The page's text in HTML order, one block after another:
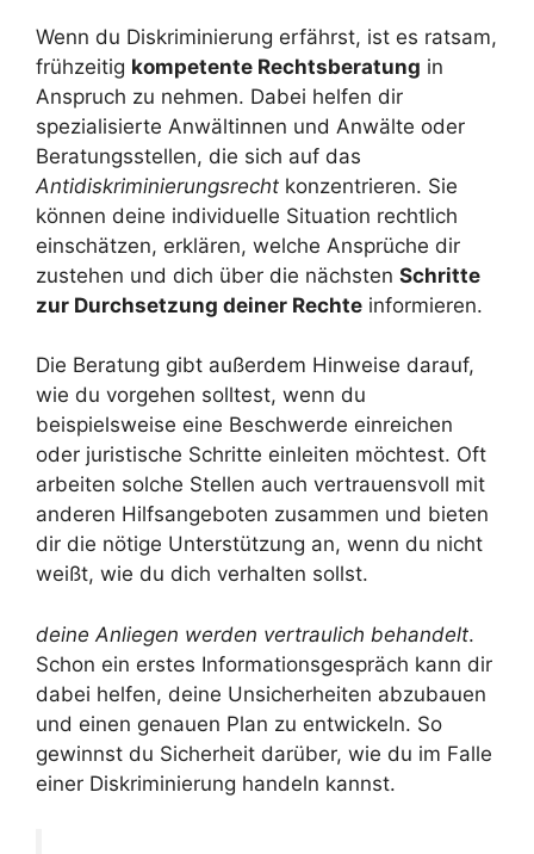
Wenn du Diskriminierung erfährst, ist es ratsam,
frühzeitig kompetente Rechtsberatung in
Anspruch zu nehmen. Dabei helfen dir
spezialisierte Anwältinnen und Anwälte oder
Beratungsstellen, die sich auf das
Antidiskriminierungsrecht konzentrieren. Sie
können deine individuelle Situation rechtlich
einschätzen, erklären, welche Ansprüche dir
zustehen und dich über die nächsten Schritte
zur Durchsetzung deiner Rechte informieren.
Die Beratung gibt außerdem Hinweise darauf,
wie du vorgehen solltest, wenn du
beispielsweise eine Beschwerde einreichen
oder juristische Schritte einleiten möchtest. Oft
arbeiten solche Stellen auch vertrauensvoll mit
anderen Hilfsangeboten zusammen und bieten
dir die nötige Unterstützung an, wenn du nicht
weißt, wie du dich verhalten sollst.
deine Anliegen werden vertraulich behandelt.
Schon ein erstes Informationsgespräch kann dir
dabei helfen, deine Unsicherheiten abzubauen
und einen genauen Plan zu entwickeln. So
gewinnst du Sicherheit darüber, wie du im Falle
einer Diskriminierung handeln kannst.